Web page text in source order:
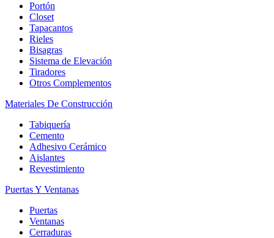
Portón
Closet
Tapacantos
Rieles
Bisagras
Sistema de Elevación
Tiradores
Otros Complementos
Materiales De Construcción
Tabiquería
Cemento
Adhesivo Cerámico
Aislantes
Revestimiento
Puertas Y Ventanas
Puertas
Ventanas
Cerraduras